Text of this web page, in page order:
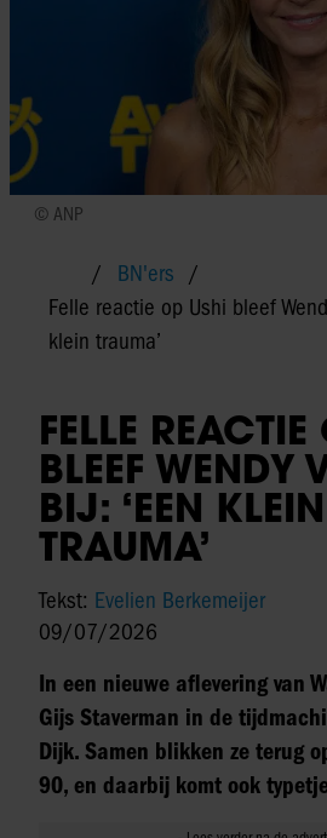
© ANP
BN'ers
Felle reactie op Ushi bleef
klein trauma’
FELLE
BLEEF WENDY
BIJ: ‘EEN KLEIN
TRAUMA’
Tekst: Evelien Berkemeijer
09/07/2026
In een nieuwe aflevering van
Gijs Staverman in de
Dijk. Samen blikken ze terug
90, en daarbij komt ook